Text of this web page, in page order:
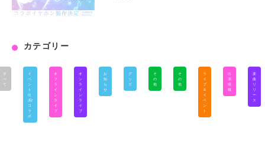
カテゴリー
す
べ
て
イ
ベ
ン
ト
出
演/
コ
ラ
ボ
オ
フ
ラ
イ
ン
ラ
イ
ブ
オ
ン
ラ
イ
ン
ラ
イ
ブ
お
知
ら
せ
グ
ッ
ズ
そ
の
他
そ
の
他
ラ
イ
ブ
＆
イ
ベ
ン
ト
出
演
情
報
楽
曲
リ
リ
ー
ス